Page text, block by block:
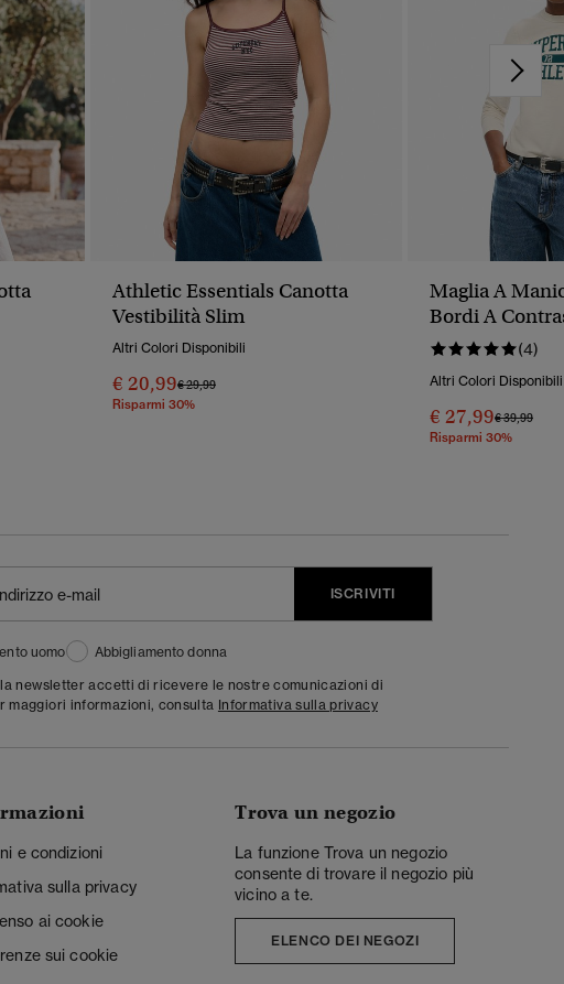
Athletic Essentials Canotta
Vestibilità Slim
Altri Colori Disponibili
€ 20,99Prezzo Ridotto Da
€ 29,99A
Risparmi 30%
Maglia A
Bordi A
Essentials(4)
Altri Colori Disponibili
€ 27,99Prezzo
€ 39,99A
Risparmi 30%
ISCRIVITI
uomo
Abbigliamento donna
newsletter accetti di ricevere le nostre comunicazioni di
maggiori informazioni, consulta Informativa sulla privacy
e condizioni
sulla privacy
ai cookie
sui cookie
Trova un negozio
La funzione Trova un negozio
consente di trovare il negozio più
vicino a te.
ELENCO DEI NEGOZI